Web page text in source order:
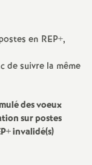
e
S
e
c
en REP+,
de suivre la même
des voeux
sur postes
invalidé(s)